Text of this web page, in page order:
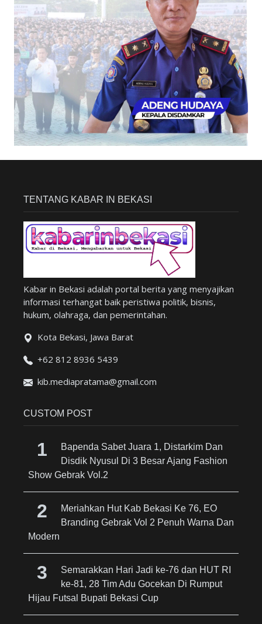
TENTANG KABAR IN BEKASI
Kabar in Bekasi adalah portal berita yang menyajikan
informasi terhangat baik peristiwa politik, bisnis,
hukum, olahraga, dan pemerintahan.
Kota Bekasi, Jawa Barat
+62 812 8936 5439
kib.mediapratama@gmail.com
CUSTOM POST
Bapenda Sabet Juara 1, Distarkim Dan
Disdik Nyusul Di 3 Besar Ajang Fashion
Show Gebrak Vol.2
Meriahkan Hut Kab Bekasi Ke 76, EO
Branding Gebrak Vol 2 Penuh Warna Dan
Modern
Semarakkan Hari Jadi ke-76 dan HUT RI
ke-81, 28 Tim Adu Gocekan Di Rumput
Hijau Futsal Bupati Bekasi Cup